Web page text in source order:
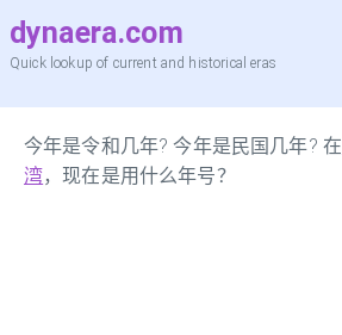
dynaera.com
Quick lookup of current and historical eras
今年是令和几年? 今年是民国几年? 在
湾，现在是用什么年号？